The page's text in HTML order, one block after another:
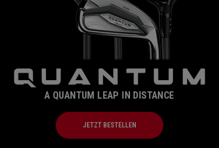
A QUANTUM LEAP IN DISTANCE
JETZT BESTELLEN